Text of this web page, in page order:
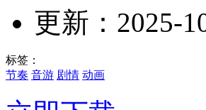
更新：2025-
标签：
节奏 音游 剧情 动画